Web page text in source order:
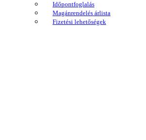
Időpontfoglalás
Magánrendelés árlista
Fizetési lehetőségek